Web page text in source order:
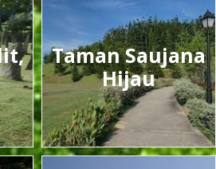
Taman Saujana
Hijau